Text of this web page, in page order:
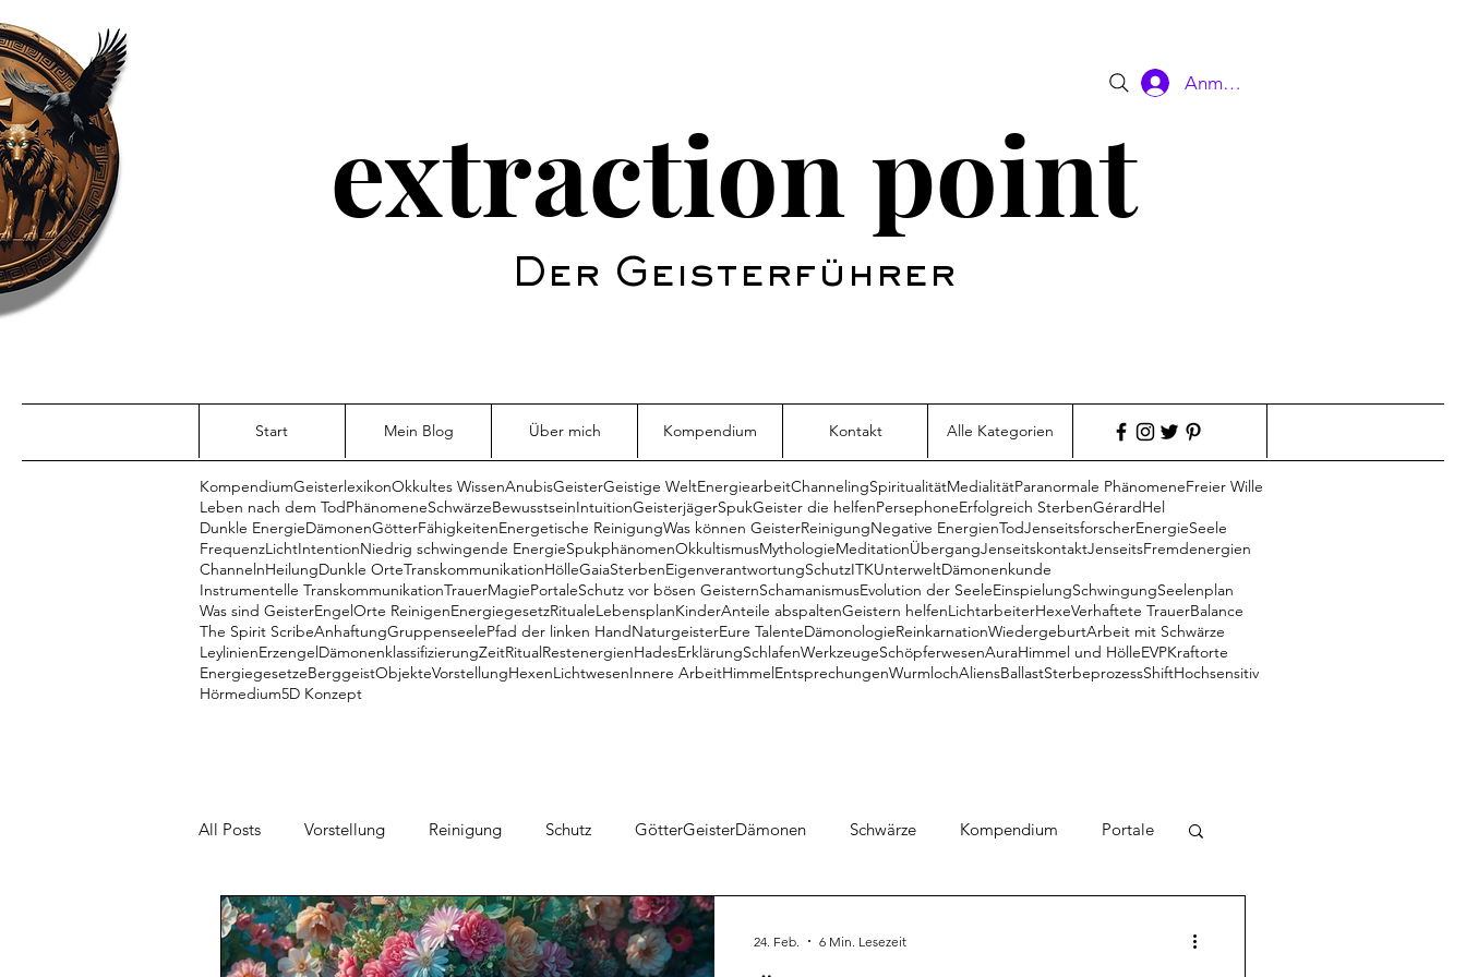
extraction point
Der Geisterführer
Anmelden
Start Mein Blog Über mich Kompendium Kontakt Alle Kategorien
KompendiumGeisterlexikonOkkultes WissenAnubisGeisterGeistige WeltEnergiearbeitChannelingSpiritualitätMedialitätParanormale PhänomeneFreier Wille
Leben nach dem TodPhänomeneSchwärzeBewusstseinIntuitionGeisterjägerSpukGeister die helfenPersephoneErfolgreich SterbenGérardHel
Dunkle EnergieDämonenGötterFähigkeitenEnergetische ReinigungWas können GeisterReinigungNegative EnergienTodJenseitsforscherEnergieSeele
FrequenzLichtIntentionNiedrig schwingende EnergieSpukphänomenOkkultismusMythologieMeditationÜbergangJenseitskontaktJenseitsFremdenergien
ChannelnHeilungDunkle OrteTranskommunikationHölleGaiaSterbenEigenverantwortungSchutzITKUnterweltDämonenkunde
Instrumentelle TranskommunikationTrauerMagiePortaleSchutz vor bösen GeisternSchamanismusEvolution der SeeleEinspielungSchwingungSeelenplan
Was sind GeisterEngelOrte ReinigenEnergiegesetzRitualeLebensplanKinderAnteile abspaltenGeistern helfenLichtarbeiterHexeVerhaftete TrauerBalance
The Spirit ScribeAnhaftungGruppenseelePfad der linken HandNaturgeisterEure TalenteDämonologieReinkarnationWiedergeburtArbeit mit Schwärze
LeylinienErzengelDämonenklassifizierungZeitRitualRestenergienHadesErklärungSchlafenWerkzeugeSchöpferwesenAuraHimmel und HölleEVPKraftorte
EnergiegesetzeBerggeistObjekteVorstellungHexenLichtwesenInnere ArbeitHimmelEntsprechungenWurmlochAliensBallastSterbeprozessShiftHochsensitiv
Hörmedium5D Konzept
All Posts Vorstellung Reinigung Schutz GötterGeisterDämonen Schwärze Kompendium Portale
Talente Dämonen Meine Meinung Objekte Geister
24. Feb. 6 Min. Lesezeit